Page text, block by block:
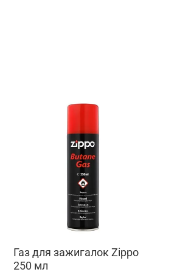
Газ для зажигалок Zippo
250 мл